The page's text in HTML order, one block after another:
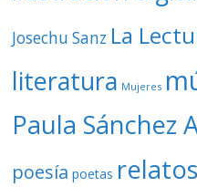
Josechu Sanz La
literatura Mujeres
Paula Sánchez
poesía poetas relatos